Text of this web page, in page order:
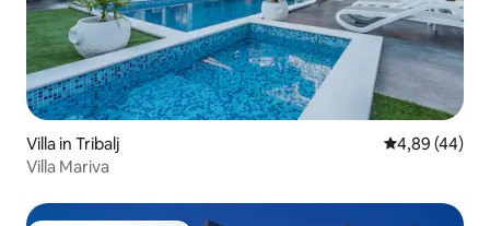
Villa in Tribalj Gemiddelde
4,89 (44)
Villa Mariva